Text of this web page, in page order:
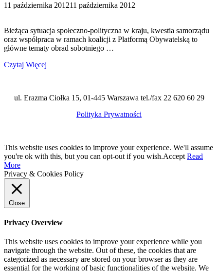
11 października 201211 października 2012
Bieżąca sytuacja społeczno-polityczna w kraju, kwestia samorządu
oraz współpraca w ramach koalicji z Platformą Obywatelską to
główne tematy obrad sobotniego …
Czytaj Więcej
ul. Erazma Ciołka 15, 01-445 Warszawa tel./fax 22 620 60 29
Polityka Prywatności
This website uses cookies to improve your experience. We'll assume
you're ok with this, but you can opt-out if you wish.Accept Read
More
Privacy & Cookies Policy
Close
Privacy Overview
This website uses cookies to improve your experience while you
navigate through the website. Out of these, the cookies that are
categorized as necessary are stored on your browser as they are
essential for the working of basic functionalities of the website. We